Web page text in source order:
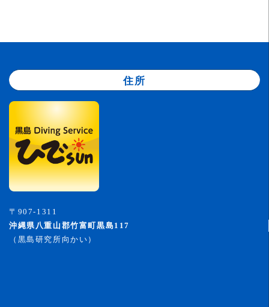
住所
〒907-1311
沖縄県八重山郡竹富町黒島117
（黒島研究所向かい）